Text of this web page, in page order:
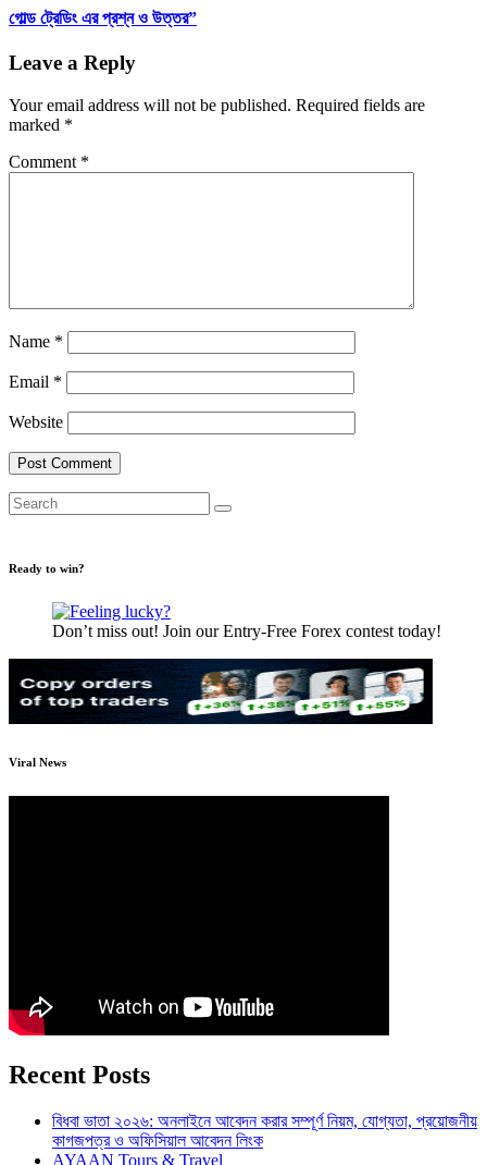
গোল্ড ট্রেডিং এর প্রশ্ন ও উত্তর”
Leave a Reply
Your email address will not be published. Required fields are
marked *
Comment *
Name *
Email *
Website
Ready to win?
Don’t miss out! Join our Entry-Free Forex contest today!
Viral News
Recent Posts
বিধবা ভাতা ২০২৬: অনলাইনে আবেদন করার সম্পূর্ণ নিয়ম, যোগ্যতা, প্রয়োজনীয়
কাগজপত্র ও অফিসিয়াল আবেদন লিংক
AYAAN Tours & Travel